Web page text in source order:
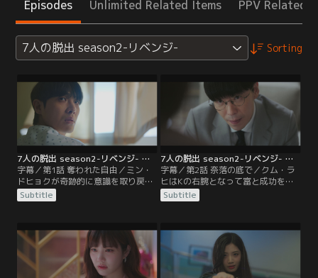
Episodes Unlimited Related Items PPV Related
7人の脱出 season2-リベンジ- Sorting
7人の脱出 season2-リベンジ- 第01話／字幕
字幕／第1話 奪われた自由／ミン・
ドヒョクが奇跡的に意識を取り戻
し、カン・ギタクと再会を果たす。
しかし、世の中はイ・フィソに成り
は、そんなKの奴隷のように生きて
いた。
Subtitle
7人の脱出 season2-リベンジ- 第02話／字幕
字幕／第2話 奈落の底で／クム・ラ
ヒはKの右腕となって富と成功を手
にしていたが、ダミの死の真相を知
って愕然とする。Kを殺してから罪
目撃する。そこへKがやってき
て…。
Subtitle